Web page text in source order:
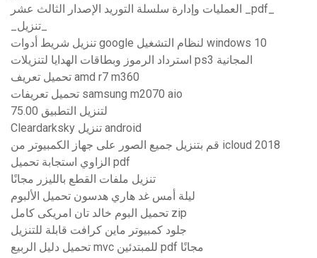
العمليات وإدارة سلسلة التوريد الإصدار الثالث عشر _pdf_
تنزيل شريط أدوات google لنظام التشغيل windows 10
استرداد الرموز وبطاقات الهدايا لتنزيلات ps3 المجانية
تحميل تعريف amd r7 m360
تحميل تعريفات samsung m2070 aio
75.00 لتنزيل التطبيق
Cleardarksky تنزيل android
قم بتنزيل جميع الصور على جهاز الكمبيوتر من icloud 2018
الزاوي استجابة تحميل pdf
تنزيل ملفات القطع بالليزر مجانًا
ليلة أمس غد هاري هدسون تحميل الألبوم
تحميل البوم خالد تان امريكى كامل zip
جلود كمبيوتر ماين كرافت قابلة للتنزيل
تحميل دليل الربيع mvc للمبتدئين pdf مجانًا